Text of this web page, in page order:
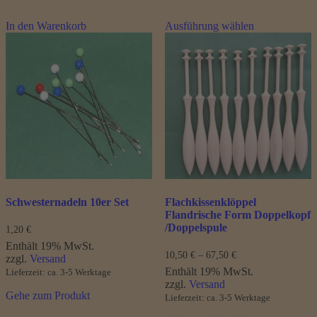
In den Warenkorb
Schwesternadeln 10er Set
1,20 €
Enthält 19% MwSt.
zzgl. Versand
Lieferzeit: ca. 3-5 Werktage
Gehe zum Produkt
Ausführung wählenProdukt
mehrere
Varianten
Die
Optionen
können
auf
der
Produktseite
gewählt
werden
Flachkissenklöppel
Flandrische Form Doppelkopf
/Doppelspule
10,50 € – 67,50 €Preisspanne:
10,50 €
bis
Enthält 19% MwSt.
zzgl. Versand
Lieferzeit: ca. 3-5 Werktage